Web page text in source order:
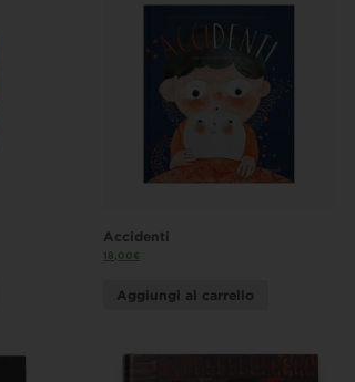
Accidenti
18,00€
Aggiungi al carrello